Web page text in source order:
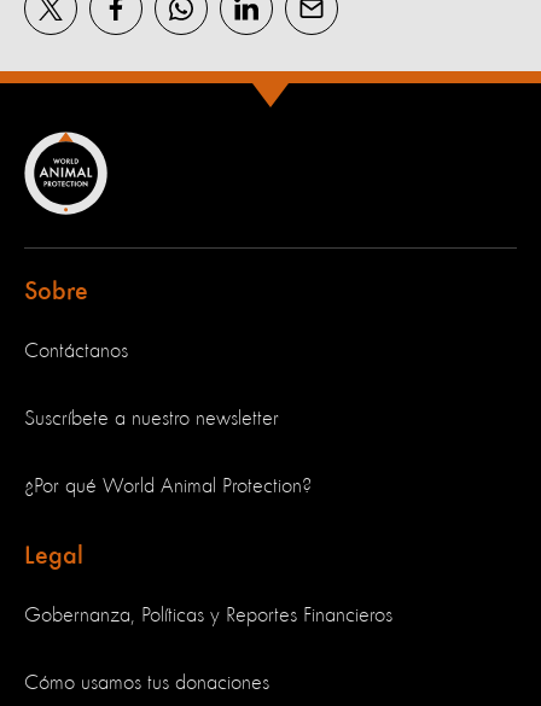
Sobre
Contáctanos
Suscríbete a nuestro newsletter
¿Por qué World Animal Protection?
Legal
Gobernanza, Políticas y Reportes Financieros
Cómo usamos tus donaciones